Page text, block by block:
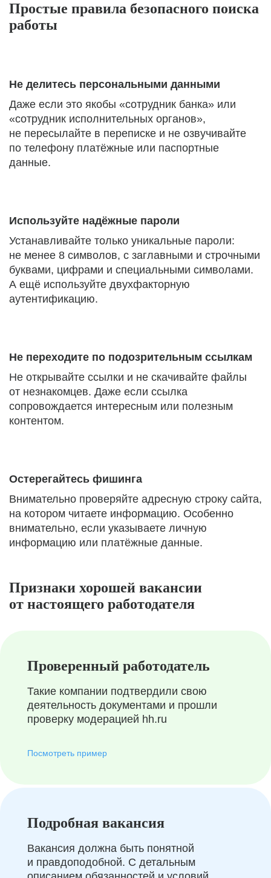
Простые правила безопасного поиска
работы
Не делитесь персональными данными
Даже если это якобы «сотрудник банка» или
«сотрудник исполнительных органов»,
не пересылайте в переписке и не озвучивайте
по телефону платёжные или паспортные
данные.
Используйте надёжные пароли
Устанавливайте только уникальные пароли:
не менее 8 символов, с заглавными и строчными
буквами, цифрами и специальными символами.
А ещё используйте двухфакторную
аутентификацию.
Не переходите по подозрительным ссылкам
Не открывайте ссылки и не скачивайте файлы
от незнакомцев. Даже если ссылка
сопровождается интересным или полезным
контентом.
Остерегайтесь фишинга
Внимательно проверяйте адресную строку сайта,
на котором читаете информацию. Особенно
внимательно, если указываете личную
информацию или платёжные данные.
Признаки хорошей вакансии
от настоящего работодателя
Проверенный работодатель
Такие компании подтвердили свою
деятельность документами и прошли
проверку модерацией hh.ru
Посмотреть пример
Подробная вакансия
Вакансия должна быть понятной
и правдоподобной. С детальным